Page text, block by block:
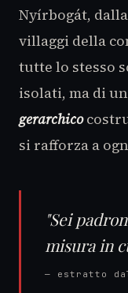
Nyírbogát,
villaggi della
tutte lo stesso
isolati, ma di un
gerarchico
si rafforza a
"Sei
misura in
— estratto